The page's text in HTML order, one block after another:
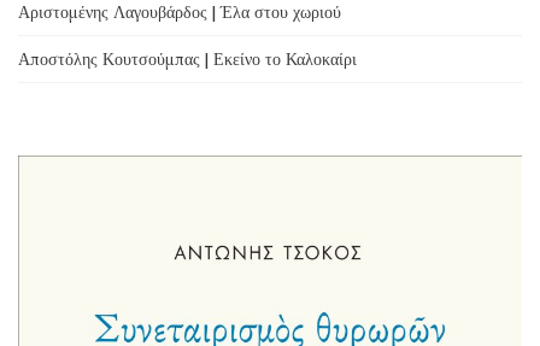
Αριστομένης Λαγουβάρδος | Έλα στου χωριού
Αποστόλης Κουτσούμπας | Εκείνο το Καλοκαίρι